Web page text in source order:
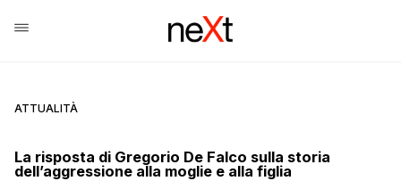
ATTUALITÀ
La risposta di Gregorio De Falco sulla storia
dell’aggressione alla moglie e alla figlia